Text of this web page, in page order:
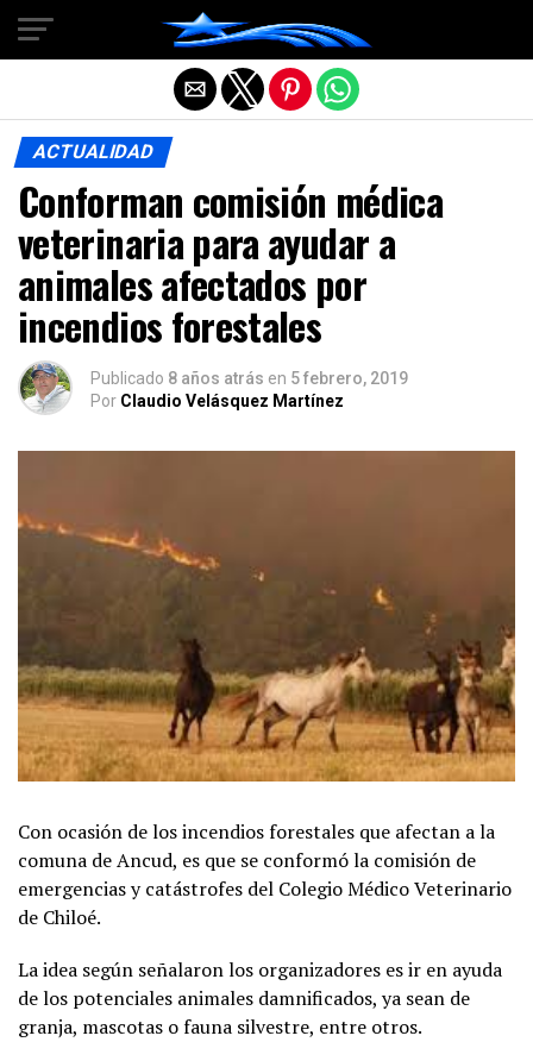
ACTUALIDAD
Conforman comisión médica
veterinaria para ayudar a
animales afectados por
incendios forestales
Publicado 8 años atrás en 5 febrero, 2019
Por Claudio Velásquez Martínez
Con ocasión de los incendios forestales que afectan a la
comuna de Ancud, es que se conformó la comisión de
emergencias y catástrofes del Colegio Médico Veterinario
de Chiloé.
La idea según señalaron los organizadores es ir en ayuda
de los potenciales animales damnificados, ya sean de
granja, mascotas o fauna silvestre, entre otros.
Salir de la versión móvil